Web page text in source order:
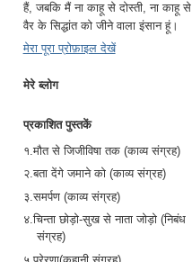
हैं, जबकि मैं ना काहू से दोस्ती, ना काहू से
वैर के सिद्धांत को जीने वाला इंसान हूं।
मेरा पूरा प्रोफ़ाइल देखें
मेरे ब्लोग
प्रकाशित पुस्तकें
१.मौत से जिजीविषा तक (काव्य संग्रह)
२.बता देंगे जमाने को (काव्य संग्रह)
३.समर्पण (काव्य संग्रह)
४.चिन्ता छोड़ो-सुख से नाता जोड़ो (निबंध
संग्रह)